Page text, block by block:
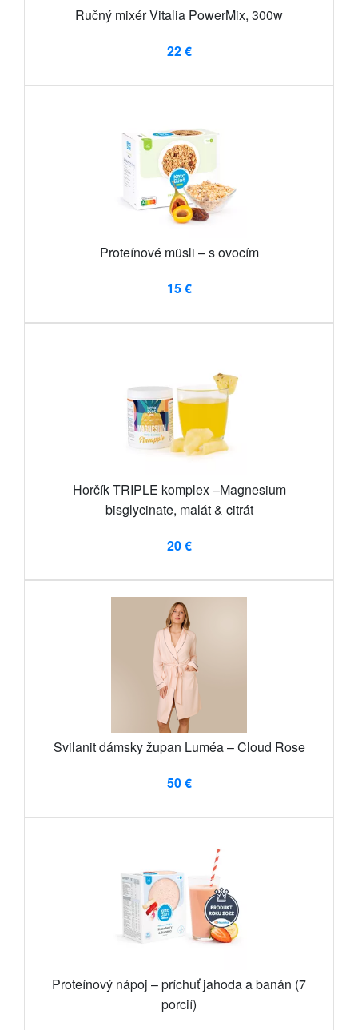
Ručný mixér Vitalia PowerMix, 300w
22 €
Proteínové müsli – s ovocím
15 €
Horčík TRIPLE komplex –Magnesium
bisglycinate, malát & citrát
20 €
Svilanit dámsky župan Luméa – Cloud Rose
50 €
Proteínový nápoj – príchuť jahoda a banán (7
porcií)